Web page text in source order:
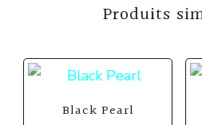
Produits
Black Pearl